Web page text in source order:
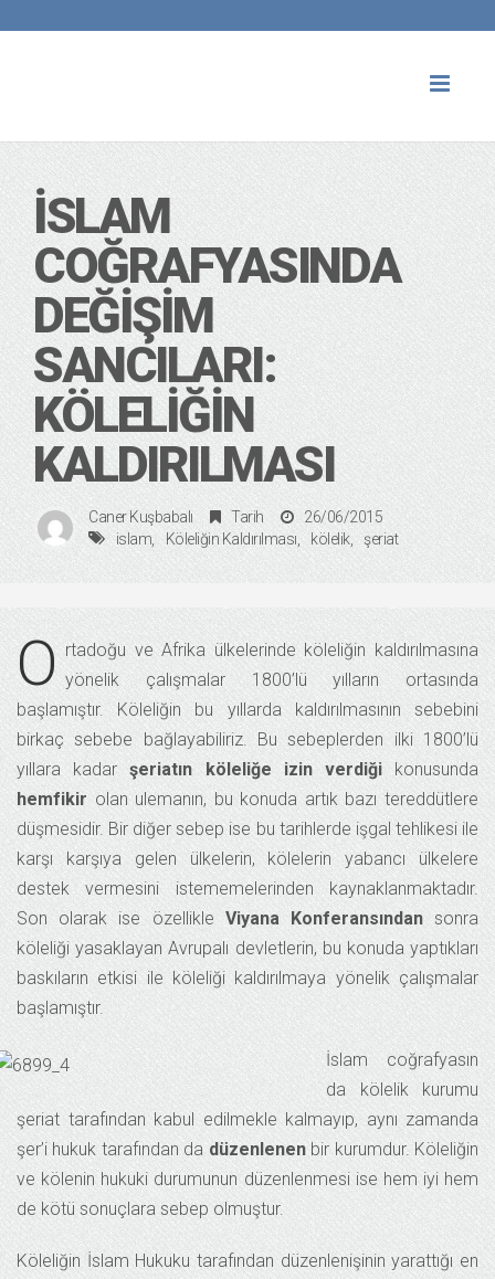
İSLAM
COĞRAFYASINDA
DEĞIŞIM
SANCILARI:
KÖLELIĞIN
KALDIRILMASI
Caner Kuşbabalı Tarih
26/06/2015
islam
Köleliğin Kaldırılması kölelik şeriat
O rtadoğu ve Afrika ülkelerinde köleliğin kaldırılmasına
yönelik çalışmalar 1800’lü yılların ortasında
başlamıştır. Köleliğin bu yıllarda kaldırılmasının sebebini
birkaç sebebe bağlayabiliriz. Bu sebeplerden ilki 1800’lü
yıllara kadarşeriatın köleliğe izin verdiğikonusunda
hemfikir olan ulemanın, bu konuda artık bazı tereddütlere
düşmesidir. Bir diğer sebep ise bu tarihlerde işgal tehlikesi ile
karşı karşıya gelen ülkelerin, kölelerin yabancı ülkelere
destek vermesini istememelerinden kaynaklanmaktadır.
Son olarak ise özellikle Viyana Konferansındansonra
köleliği yasaklayan Avrupalı devletlerin, bu konuda yaptıkları
baskıların etkisi ile köleliği kaldırılmaya yönelik çalışmalar
başlamıştır.
İslam coğrafyasın
da kölelik kurumu
şeriat tarafından kabul edilmekle kalmayıp, aynı zamanda
şer’i hukuk tarafından da düzenlenenbir kurumdur. Köleliğin
ve kölenin hukuki durumunun düzenlenmesi ise hem iyi hem
de kötü sonuçlara sebep olmuştur.
Köleliğin İslam Hukuku tarafından düzenlenişinin yarattığı en